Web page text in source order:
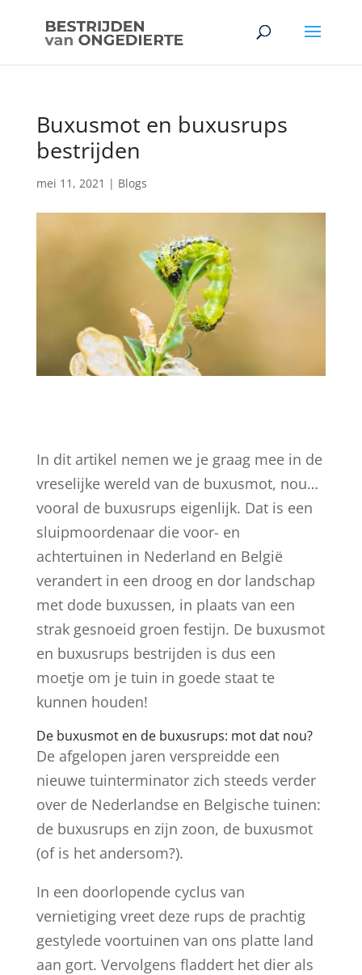
Buxusmot en buxusrups
bestrijden
mei 11, 2021 | Blogs
In dit artikel nemen we je graag mee in de
vreselijke wereld van de buxusmot, nou…
vooral de buxusrups eigenlijk. Dat is een
sluipmoordenaar die voor- en
achtertuinen in Nederland en België
verandert in een droog en dor landschap
met dode buxussen, in plaats van een
strak gesnoeid groen festijn. De buxusmot
en buxusrups bestrijden is dus een
moetje om je tuin in goede staat te
kunnen houden!
De buxusmot en de buxusrups: mot dat nou?
De afgelopen jaren verspreidde een
nieuwe tuinterminator zich steeds verder
over de Nederlandse en Belgische tuinen:
de buxusrups en zijn zoon, de buxusmot
(of is het andersom?).
In een doorlopende cyclus van
vernietiging vreet deze rups de prachtig
gestylede voortuinen van ons platte land
aan gort. Vervolgens fladdert het dier als